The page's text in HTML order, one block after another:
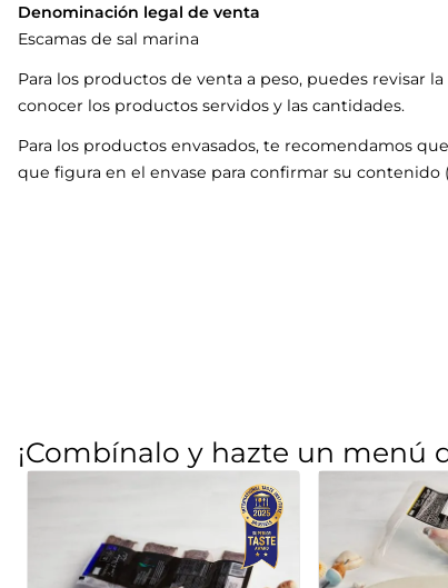
Denominación legal de venta
Escamas de sal marina
Para los productos de venta a peso, puedes revisar
conocer los productos servidos y las cantidades.
Para los productos envasados, te recomendamos
que figura en el envase para confirmar su contenido
¡Combínalo y hazte un menú